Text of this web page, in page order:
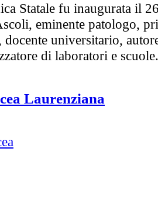
Statale fu inaugurata il
eminente patologo,
docente universitario,
di laboratori e
Laurenziana